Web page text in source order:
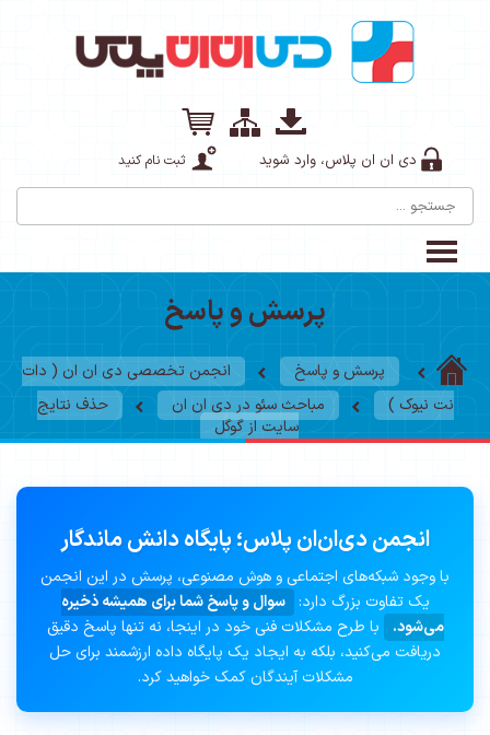
دی ان ان پلاس، وارد شوید ثبت نام کنید
پرسش و پاسخ
پرسش و پاسخ
انجمن تخصصی دی ان ان ( دات
نت نیوک )
مباحث سئو در دی ان ان
حذف نتایج
سایت از گوگل
انجمن دی‌ان‌ان پلاس؛ پایگاه دانش ماندگار
با وجود شبکه‌های اجتماعی و هوش مصنوعی، پرسش در این انجمن
یک تفاوت بزرگ دارد: سوال و پاسخ شما برای همیشه ذخیره
می‌شود.
با طرح مشکلات فنی خود در اینجا، نه تنها پاسخ دقیق
دریافت می‌کنید، بلکه به ایجاد یک پایگاه داده ارزشمند برای حل
مشکلات آیندگان کمک خواهید کرد.